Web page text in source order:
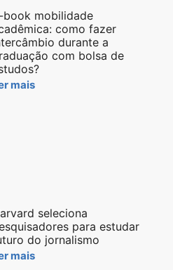
book mobilidade
como fazer
durante a
com bolsa de
mais
seleciona
para estudar
do jornalismo
mais